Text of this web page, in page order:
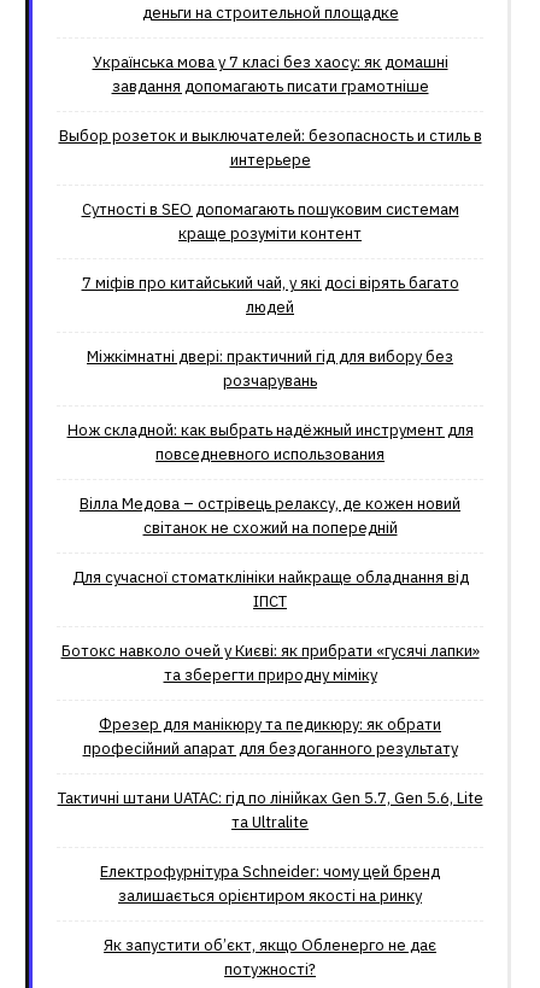
деньги на строительной площадке
Українська мова у 7 класі без хаосу: як домашні
завдання допомагають писати грамотніше
Выбор розеток и выключателей: безопасность и стиль в
интерьере
Сутності в SEO допомагають пошуковим системам
краще розуміти контент
7 міфів про китайський чай, у які досі вірять багато
людей
Міжкімнатні двері: практичний гід для вибору без
розчарувань
Нож складной: как выбрать надёжный инструмент для
повседневного использования
Вілла Медова – острівець релаксу, де кожен новий
світанок не схожий на попередній
Для сучасної стоматклініки найкраще обладнання від
ІПСТ
Ботокс навколо очей у Києві: як прибрати «гусячі лапки»
та зберегти природну міміку
Фрезер для манікюру та педикюру: як обрати
професійний апарат для бездоганного результату
Тактичні штани UATAC: гід по лінійках Gen 5.7, Gen 5.6, Lite
та Ultralite
Електрофурнітура Schneider: чому цей бренд
залишається орієнтиром якості на ринку
Як запустити об’єкт, якщо Обленерго не дає
потужності?